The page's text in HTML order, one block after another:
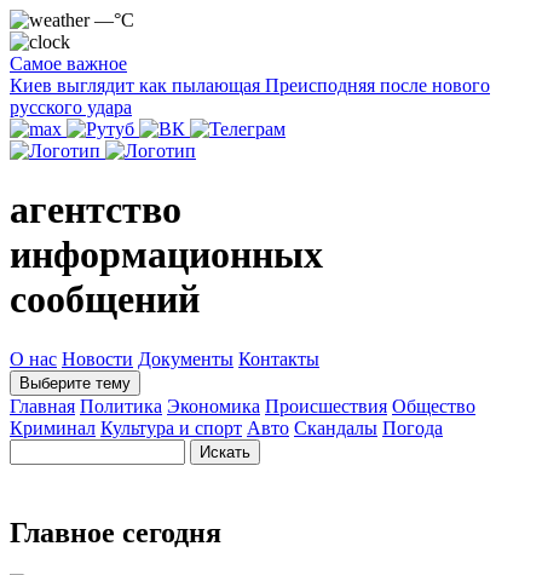
—°C
Самое важное
Киев выглядит как пылающая Преисподняя после нового
русского удара
агентство
информационных
сообщений
О нас Новости Документы Контакты
Выберите тему
Главная Политика Экономика Происшествия Общество
Криминал Культура и спорт Авто Скандалы Погода
Главное сегодня